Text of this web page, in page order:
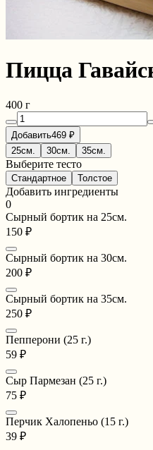
Пицца
400 г
Добавить469 ₽
25см.
30см. 35см.
Выберите тесто
Стандартное Толстое
Добавить ингредиенты
0
Сырный бортик на 25см.
150 ₽
Сырный бортик на 30см.
200 ₽
Сырный бортик на 35см.
250 ₽
Пепперони (25 г.)
59 ₽
Сыр Пармезан (25 г.)
75 ₽
Перчик Халопеньо (15 г.)
39 ₽